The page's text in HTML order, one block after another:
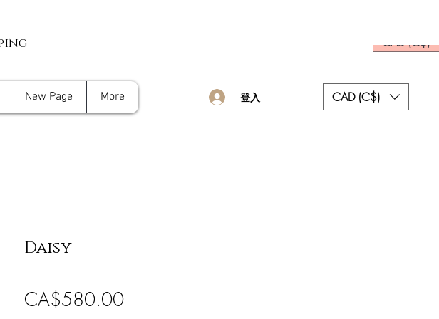
New Page More 登入 CAD (C$)
Daisy
CA$580.00價
CAD (C$)